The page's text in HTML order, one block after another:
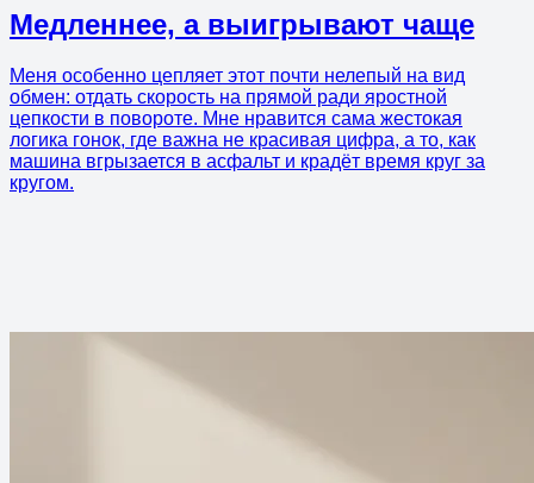
Медленнее, а выигрывают чаще
Меня особенно цепляет этот почти нелепый на вид
обмен: отдать скорость на прямой ради яростной
цепкости в повороте. Мне нравится сама жестокая
логика гонок, где важна не красивая цифра, а то, как
машина вгрызается в асфальт и крадёт время круг за
кругом.